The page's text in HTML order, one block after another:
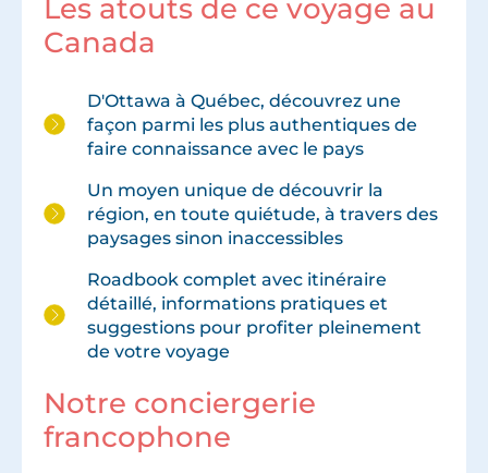
Les atouts de ce voyage au
Canada
D'Ottawa à Québec, découvrez une
façon parmi les plus authentiques de
faire connaissance avec le pays
Un moyen unique de découvrir la
région, en toute quiétude, à travers des
paysages sinon inaccessibles
Roadbook complet avec itinéraire
détaillé, informations pratiques et
suggestions pour profiter pleinement
de votre voyage
Notre conciergerie
francophone